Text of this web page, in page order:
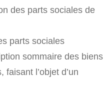
des parts sociales de
parts sociales
sommaire des biens
l’objet d’un